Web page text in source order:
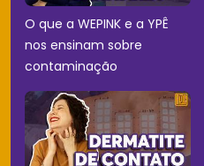
O que a WEPINK e a YPÊ
nos ensinam sobre
contaminação